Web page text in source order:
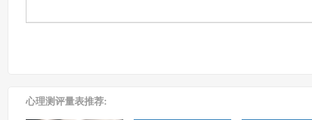
心理测评量表推荐: